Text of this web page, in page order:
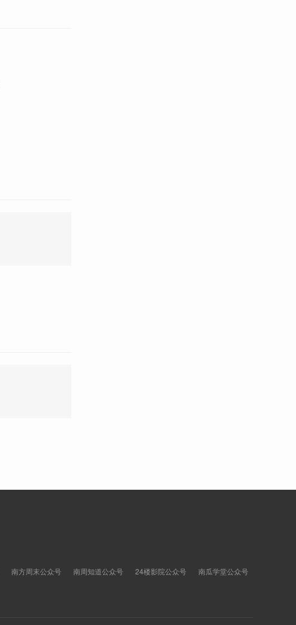
南方周末公众号 南周知道公众号 24楼影院公众号 南瓜学堂公众号